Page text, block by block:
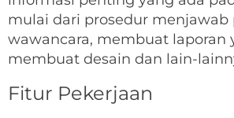
mulai dari prosedur menjawab
wawancara, membuat laporan
membuat desain dan lain-
Fitur Pekerjaan